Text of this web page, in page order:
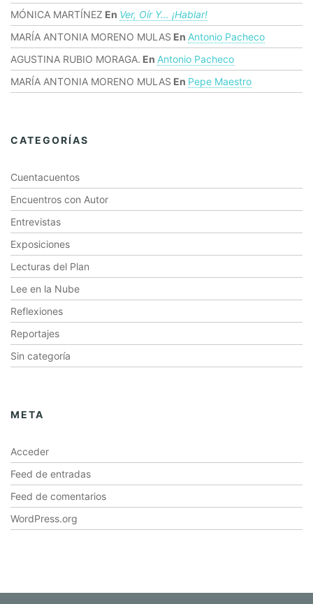
MÓNICA MARTÍNEZ En Ver, Oír Y… ¡hablar!
MARÍA ANTONIA MORENO MULAS En Antonio Pacheco
AGUSTINA RUBIO MORAGA. En Antonio Pacheco
MARÍA ANTONIA MORENO MULAS En Pepe Maestro
CATEGORÍAS
Cuentacuentos
Encuentros con Autor
Entrevistas
Exposiciones
Lecturas del Plan
Lee en la Nube
Reflexiones
Reportajes
Sin categoría
META
Acceder
Feed de entradas
Feed de comentarios
WordPress.org